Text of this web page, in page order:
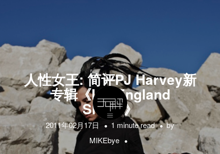
人性女王: 简评PJ Harvey新
专辑《Let England
Shake》
2011年02月17日 1 minute read
by
MIKEbye